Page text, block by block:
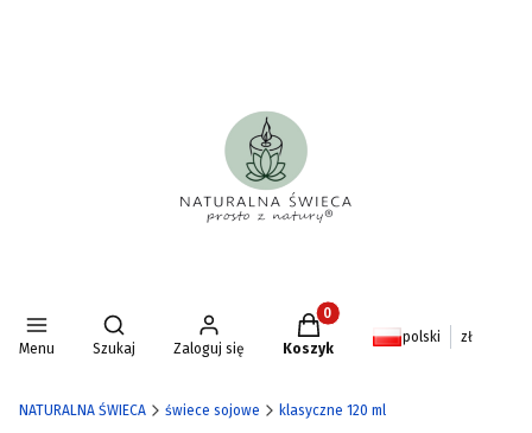
Menu
Otwórz wyszukiwarkę
Szukaj Zaloguj się
Produkty w koszyku: 0.
Koszyk
polski zł
NATURALNA ŚWIECA świece sojowe klasyczne 120 ml